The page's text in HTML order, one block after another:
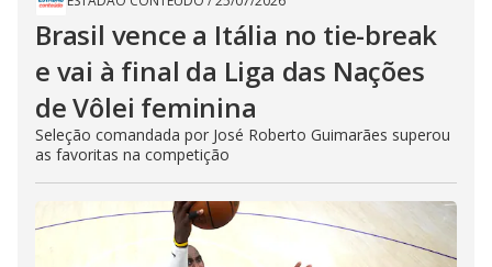
Brasil vence a Itália no tie-break
e vai à final da Liga das Nações
de Vôlei feminina
Seleção comandada por José Roberto Guimarães superou
as favoritas na competição